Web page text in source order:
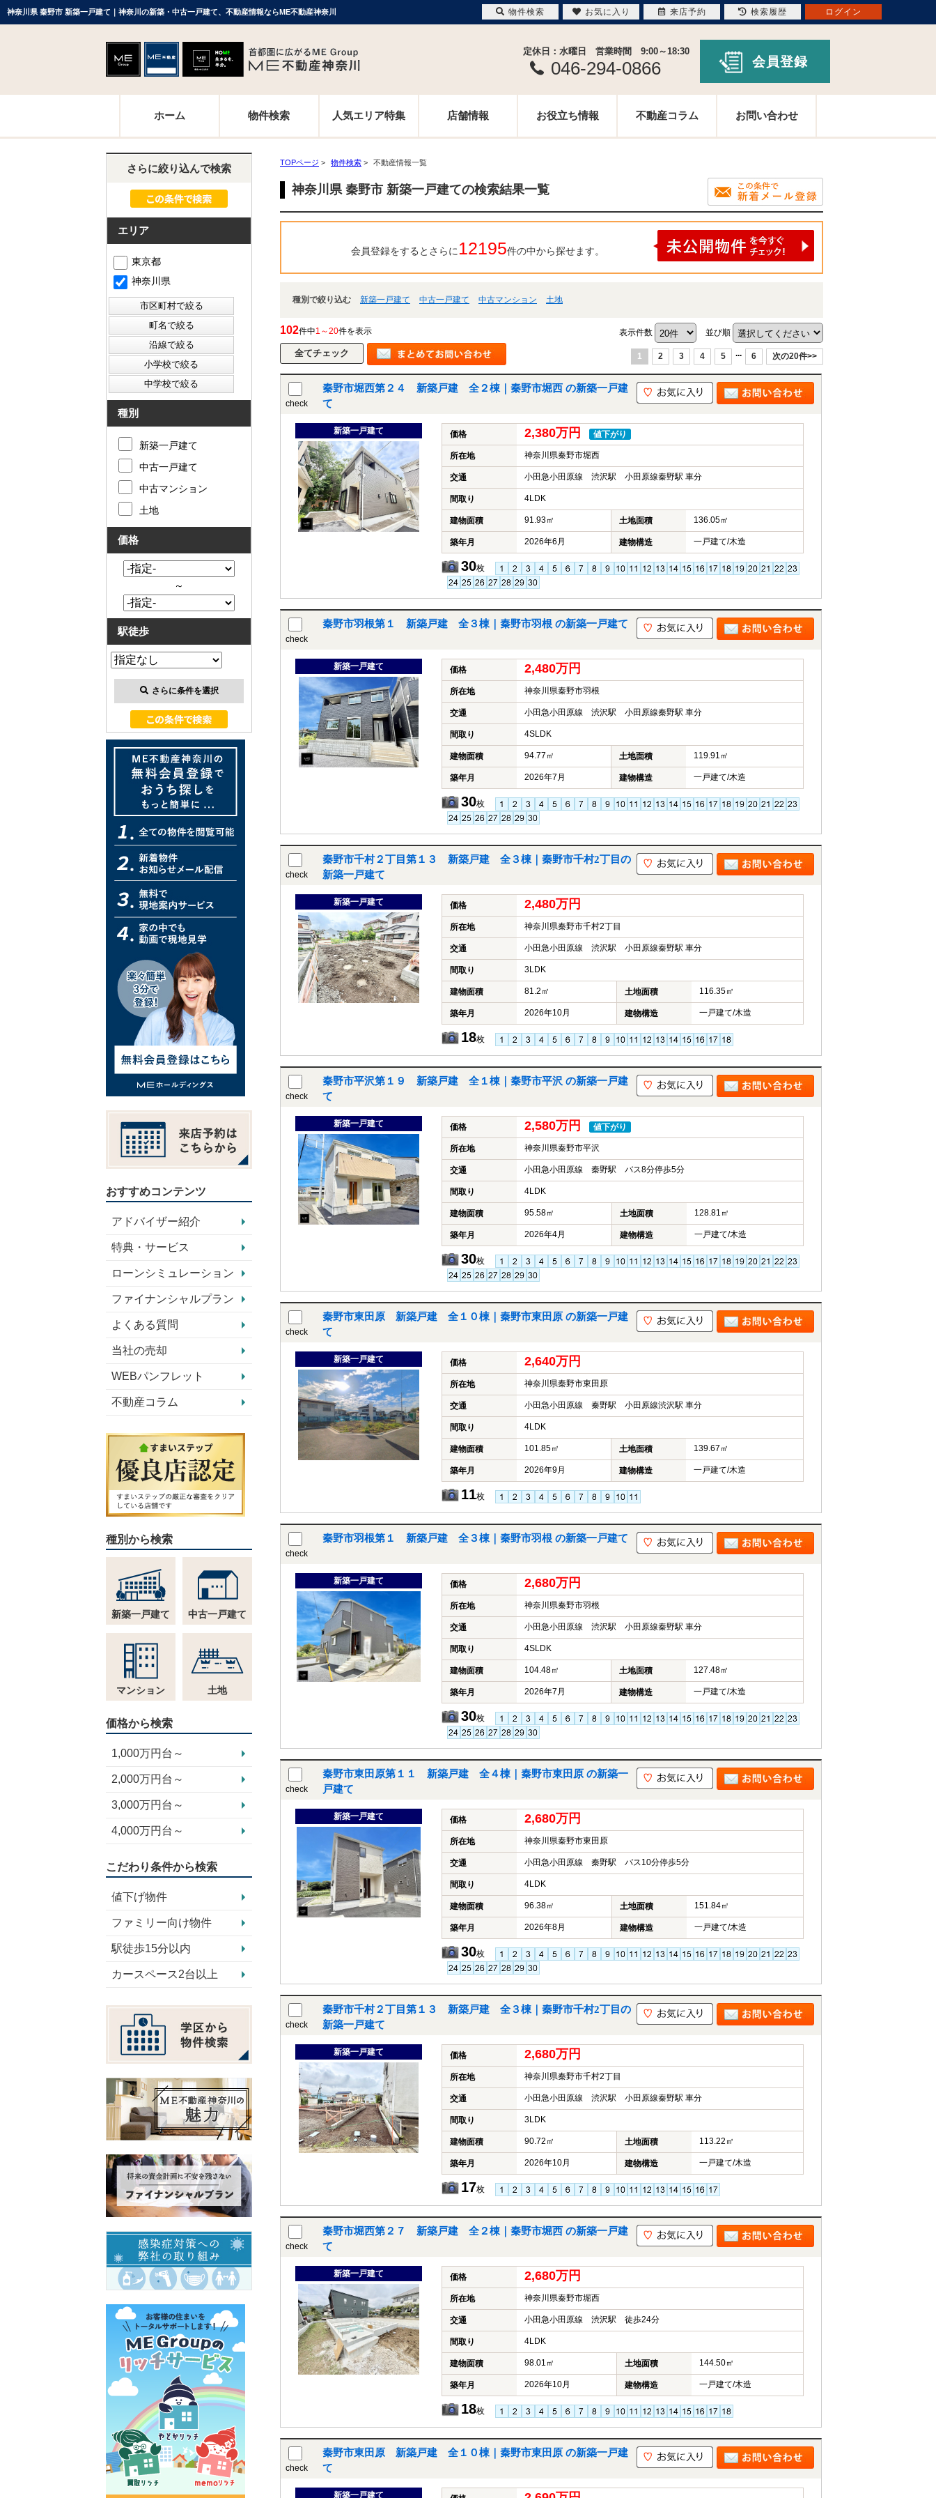
神奈川県 秦野市 新築一戸建て｜神奈川の新築・中古一戸建て、不動産情報ならME不動産神奈川
定休日：水曜日 営業時間 9:00～18:30
046-294-0866 会員登録
ホーム 物件検索 人気エリア特集 店舗情報 お役立ち情報 不動産コラム お問い合わせ
TOPページ > 物件検索 > 不動産情報一覧
神奈川県 秦野市 新築一戸建ての検索結果一覧
会員登録をするとさらに 12195件の中から探せます。
種別で絞り込む 新築一戸建て 中古一戸建て 中古マンション 土地
102件中1～20件を表示 表示件数 並び順
1 2 3 4 5 ... 6 次の20件>>
check
秦野市堀西第２４ 新築戸建 全２棟｜秦野市堀西 の新築一戸建
て
新築一戸建て 価格 2,380万円 値下がり
所在地 神奈川県秦野市堀西
交通 小田急小田原線 渋沢駅 小田原線秦野駅 車分
間取り 4LDK
建物面積 91.93㎡ 土地面積 136.05㎡
築年月 2026年6月 建物構造 一戸建て/木造
30枚
check
秦野市羽根第１ 新築戸建 全３棟｜秦野市羽根 の新築一戸建て
新築一戸建て 価格 2,480万円
所在地 神奈川県秦野市羽根
交通 小田急小田原線 渋沢駅 小田原線秦野駅 車分
間取り 4SLDK
建物面積 94.77㎡ 土地面積 119.91㎡
築年月 2026年7月 建物構造 一戸建て/木造
30枚
check
秦野市千村２丁目第１３ 新築戸建 全３棟｜秦野市千村2丁目の
新築一戸建て
新築一戸建て 価格 2,480万円
所在地 神奈川県秦野市千村2丁目
交通 小田急小田原線 渋沢駅 小田原線秦野駅 車分
間取り 3LDK
建物面積 81.2㎡ 土地面積 116.35㎡
築年月 2026年10月 建物構造 一戸建て/木造
18枚
check
秦野市平沢第１９ 新築戸建 全１棟｜秦野市平沢 の新築一戸建
て
新築一戸建て 価格 2,580万円 値下がり
所在地 神奈川県秦野市平沢
交通 小田急小田原線 秦野駅 バス8分停歩5分
間取り 4LDK
建物面積 95.58㎡ 土地面積 128.81㎡
築年月 2026年4月 建物構造 一戸建て/木造
30枚
check
秦野市東田原 新築戸建 全１０棟｜秦野市東田原 の新築一戸建
て
新築一戸建て 価格 2,640万円
所在地 神奈川県秦野市東田原
交通 小田急小田原線 秦野駅 小田原線渋沢駅 車分
間取り 4LDK
建物面積 101.85㎡ 土地面積 139.67㎡
築年月 2026年9月 建物構造 一戸建て/木造
11枚
check
秦野市羽根第１ 新築戸建 全３棟｜秦野市羽根 の新築一戸建て
新築一戸建て 価格 2,680万円
所在地 神奈川県秦野市羽根
交通 小田急小田原線 渋沢駅 小田原線秦野駅 車分
間取り 4SLDK
建物面積 104.48㎡ 土地面積 127.48㎡
築年月 2026年7月 建物構造 一戸建て/木造
30枚
check
秦野市東田原第１１ 新築戸建 全４棟｜秦野市東田原 の新築一
戸建て
新築一戸建て 価格 2,680万円
所在地 神奈川県秦野市東田原
交通 小田急小田原線 秦野駅 バス10分停歩5分
間取り 4LDK
建物面積 96.38㎡ 土地面積 151.84㎡
築年月 2026年8月 建物構造 一戸建て/木造
30枚
check
秦野市千村２丁目第１３ 新築戸建 全３棟｜秦野市千村2丁目の
新築一戸建て
新築一戸建て 価格 2,680万円
所在地 神奈川県秦野市千村2丁目
交通 小田急小田原線 渋沢駅 小田原線秦野駅 車分
間取り 3LDK
建物面積 90.72㎡ 土地面積 113.22㎡
築年月 2026年10月 建物構造 一戸建て/木造
17枚
check
秦野市堀西第２７ 新築戸建 全２棟｜秦野市堀西 の新築一戸建
て
新築一戸建て 価格 2,680万円
所在地 神奈川県秦野市堀西
交通 小田急小田原線 渋沢駅 徒歩24分
間取り 4LDK
建物面積 98.01㎡ 土地面積 144.50㎡
築年月 2026年10月 建物構造 一戸建て/木造
18枚
check
秦野市東田原 新築戸建 全１０棟｜秦野市東田原 の新築一戸建
て
新築一戸建て
さらに絞り込んで検索
エリア
東京都
神奈川県
種別
新築一戸建て
中古一戸建て
中古マンション
土地
価格
～
駅徒歩
さらに条件を選択
おすすめコンテンツ
アドバイザー紹介
特典・サービス
ローンシミュレーション
ファイナンシャルプラン
よくある質問
当社の売却
WEBパンフレット
不動産コラム
種別から検索
新築一戸建て 中古一戸建て
マンション 土地
価格から検索
1,000万円台～
2,000万円台～
3,000万円台～
4,000万円台～
こだわり条件から検索
値下げ物件
ファミリー向け物件
駅徒歩15分以内
カースペース2台以上
物件検索 お気に入り 来店予約 検索履歴 ログイン